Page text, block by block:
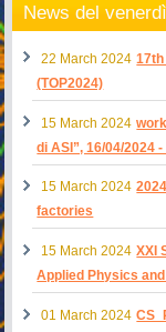
News del venerdì
22 March 2024
(TOP2024)
15 March 2024
di ASI”, 16/04/2024
15 March 2024
factories
15 March 2024 XXI
Applied Physics
01 March 2024